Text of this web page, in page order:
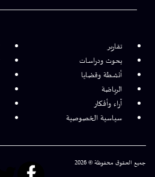
تقارير
بحوث ودراسات
أنشطة وقضايا
الرياضة
آراء وأفكار
سياسية الخصوصية
جميع الحقوق محفوظة © 2026